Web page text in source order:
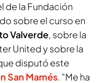
de la Fundación
sobre el curso en
Valverde, sobre la
United y sobre la
disputó este
San Mamés. "Me ha